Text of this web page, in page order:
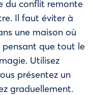
du conflit remonte
Il faut éviter à
une maison où
que tout le
Utilisez
présentez un
graduellement.